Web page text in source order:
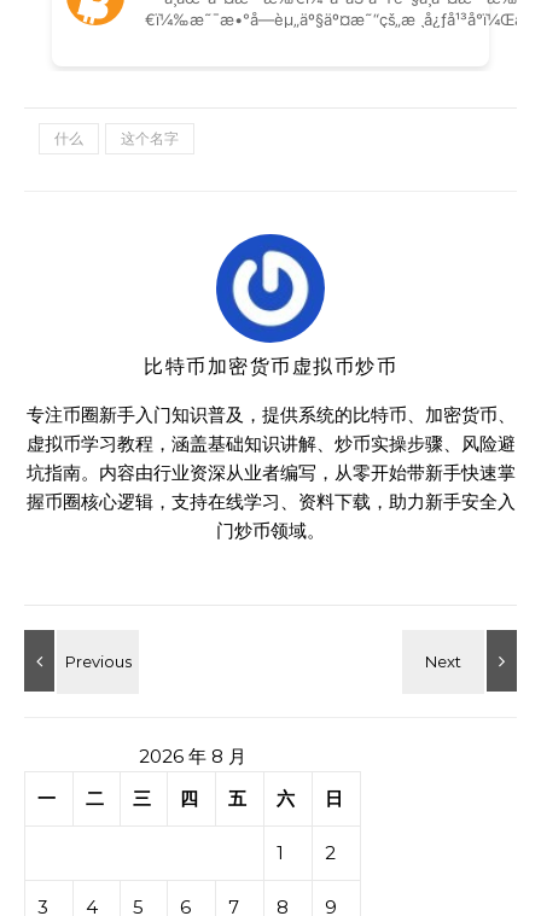
什么 这个名字
比特币加密货币虚拟币炒币
专注币圈新手入门知识普及，提供系统的比特币、加密货币、
虚拟币学习教程，涵盖基础知识讲解、炒币实操步骤、风险避
坑指南。内容由行业资深从业者编写，从零开始带新手快速掌
握币圈核心逻辑，支持在线学习、资料下载，助力新手安全入
门炒币领域。
2026 年 8 月
一
二 三 四 五 六 日
1 2
3 4 5 6 7 8 9